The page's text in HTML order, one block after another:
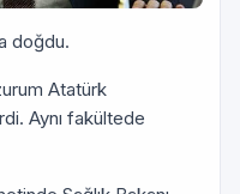
doğdu.
Atatürk
Aynı fakültede